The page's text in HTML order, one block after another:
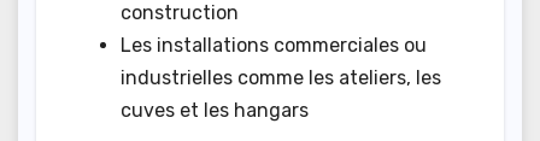
construction
Les installations commerciales ou
industrielles comme les ateliers, les
cuves et les hangars